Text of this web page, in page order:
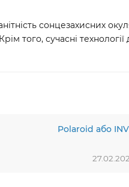
сонцезахисних
того, сучасні
Polaroid або